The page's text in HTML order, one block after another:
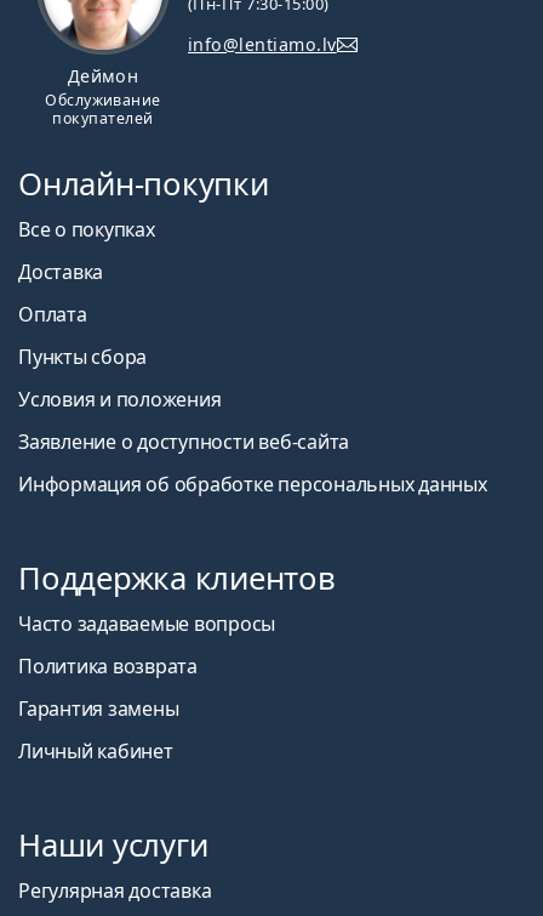
Деймон
Обслуживание
покупателей
info@lentiamo.lv
Онлайн-покупки
Все о покупках
Доставка
Оплата
Пункты сбора
Условия и положения
Заявление о доступности веб-сайта
Информация об обработке персональных данных
Поддержка клиентов
Часто задаваемые вопросы
Политика возврата
Гарантия замены
Личный кабинет
Наши услуги
Регулярная доставка